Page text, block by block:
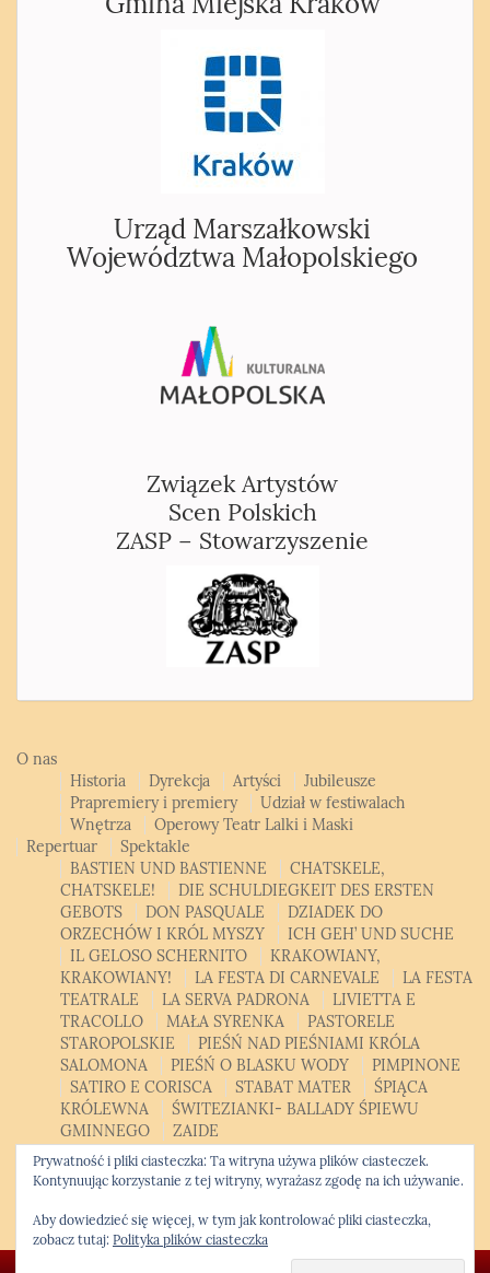
Urząd Marszałkowski
Województwa Małopolskiego
Związek Artystów
Scen Polskich
ZASP – Stowarzyszenie
O nas
Historia
Dyrekcja Artyści
Jubileusze
Prapremiery i premiery
Udział w festiwalach
Wnętrza
Operowy Teatr Lalki i Maski
Repertuar
Spektakle
BASTIEN UND BASTIENNE
CHATSKELE,
CHATSKELE!
DIE SCHULDIEGKEIT DES ERSTEN
GEBOTS
DON PASQUALE
DZIADEK DO
ORZECHÓW I KRÓL MYSZY
ICH GEH’ UND SUCHE
IL GELOSO SCHERNITO
KRAKOWIANY,
KRAKOWIANY!
LA FESTA DI CARNEVALE
LA FESTA
TEATRALE
LA SERVA PADRONA
LIVIETTA E
TRACOLLO
MAŁA SYRENKA
PASTORELE
STAROPOLSKIE
PIEŚŃ NAD PIEŚNIAMI KRÓLA
SALOMONA
PIEŚŃ O BLASKU WODY
PIMPINONE
SATIRO E CORISCA
STABAT MATER
ŚPIĄCA
KRÓLEWNA
ŚWITEZIANKI- BALLADY ŚPIEWU
GMINNEGO
ZAIDE
Patroni, sponsorzy, partnerzy
Bilety Kontakt
Polski
English
Krakowski Kurs Altówkowy
Krakowska Opera Kameralna
Prywatność i pliki ciasteczka: Ta witryna używa plików ciasteczek.
Kontynuując korzystanie z tej witryny, wyrażasz zgodę na ich używanie.
Aby dowiedzieć się więcej, w tym jak kontrolować pliki ciasteczka,
zobacz tutaj: Polityka plików ciasteczka